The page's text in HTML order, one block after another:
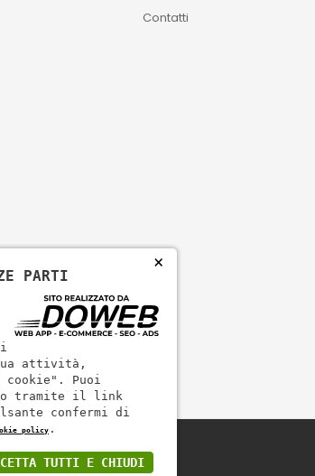
Contatti
×
PARTI
attività,
Puoi
tramite il link
confermi di
policy .
TUTTI E CHIUDI